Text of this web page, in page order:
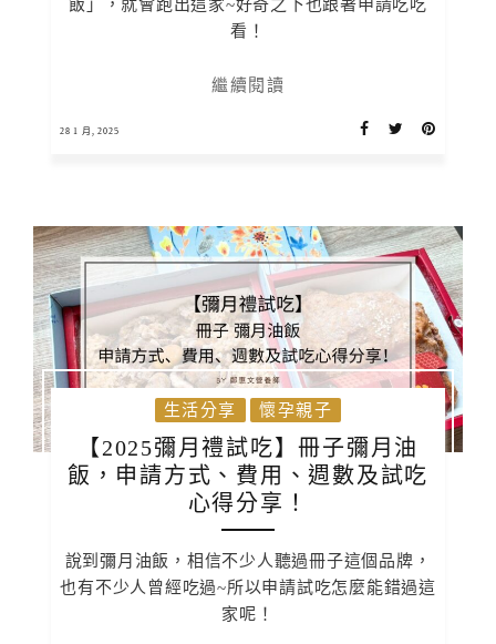
飯」，就會跑出這家~好奇之下也跟著申請吃吃
看！
繼續閱讀
28 1 月, 2025
生活分享 懷孕親子
【2025彌月禮試吃】冊子彌月油
飯，申請方式、費用、週數及試吃
心得分享！
說到彌月油飯，相信不少人聽過冊子這個品牌，
也有不少人曾經吃過~所以申請試吃怎麼能錯過這
家呢！